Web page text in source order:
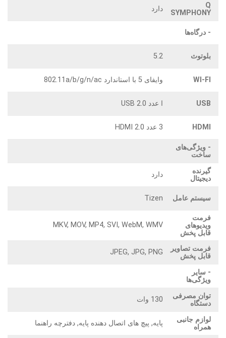
Q
SYMPHONY
دارد
- درگاه‌ها
بلوتوث 5.2
WI-FI وایفای 5 با استاندارد 802.11a/b/g/n/ac
USB ا عدد USB 2.0
HDMI 3 عدد HDMI 2.0
- ویژگی‌های
ساخت
گیرنده
دیجیتال
دارد
سیستم عامل Tizen
فرمت
ویدیوهای
قابل پخش
MKV, MOV, MP4, SVI, WebM, WMV
فرمت تصاویر
قابل پخش
JPEG, JPG, PNG
- سایر
ویژگی‌ها
توان مصرفی
دستگاه
130 وات
لوازم جانبی
همراه
پایه, پیچ های اتصال دهنده پایه, دفترچه راهنما